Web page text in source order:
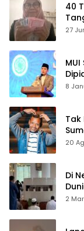
40
27
8
Tak
20
Di
2